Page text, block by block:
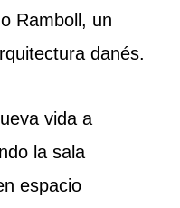
Ramboll, un
danés.
vida a
la sala
espacio